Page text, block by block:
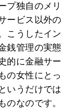
プ独自のメリ
ービス以外の
こうしたイン
銭管理の実態
的に金融サー
の女性にとっ
いうだけでは
のなのです。